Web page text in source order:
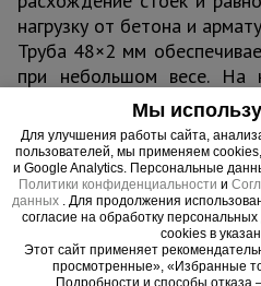
нагрузку от бетона и
Труба 48×2 мм
при небольшом весе.
отверстиями под
мгновенно
инструментов.
защищает от коррозии и
стройплощадке.
Область применения
Монолитные
Мы
Для улучшения работы сайта,
пользователей, мы применяем
и Google Analytics. Персональные
Политики конфиденциальности и
данных . Для продолжения
согласие на обработку
cookies в
Этот сайт применяет
просмотренные», «Избранные
Подробности и способы отказа